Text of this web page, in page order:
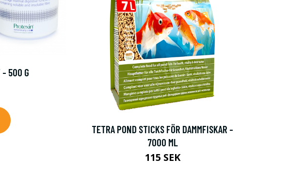
- 500 G
TETRA POND STICKS FÖR DAMMFISKAR -
7000 ML
115 SEK